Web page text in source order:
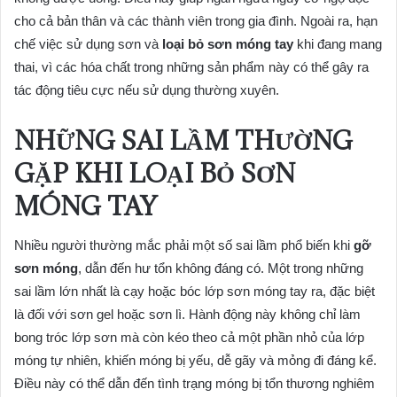
cho cả bản thân và các thành viên trong gia đình. Ngoài ra, hạn
chế việc sử dụng sơn và loại bỏ sơn móng tay khi đang mang
thai, vì các hóa chất trong những sản phẩm này có thể gây ra
tác động tiêu cực nếu sử dụng thường xuyên.
NHỮNG SAI LẦM THƯỜNG
GẶP KHI LOẠI BỎ SƠN
MÓNG TAY
Nhiều người thường mắc phải một số sai lầm phổ biến khi gỡ
sơn móng, dẫn đến hư tổn không đáng có. Một trong những
sai lầm lớn nhất là cạy hoặc bóc lớp sơn móng tay ra, đặc biệt
là đối với sơn gel hoặc sơn lì. Hành động này không chỉ làm
bong tróc lớp sơn mà còn kéo theo cả một phần nhỏ của lớp
móng tự nhiên, khiến móng bị yếu, dễ gãy và mỏng đi đáng kể.
Điều này có thể dẫn đến tình trạng móng bị tổn thương nghiêm